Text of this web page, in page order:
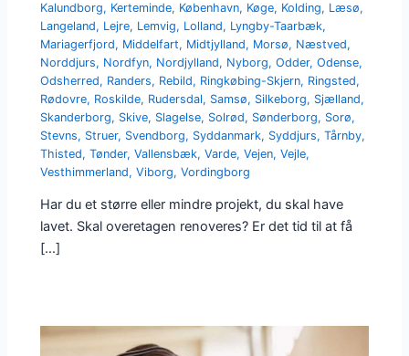
Kalundborg, Kerteminde, København, Køge, Kolding, Læsø,
Langeland, Lejre, Lemvig, Lolland, Lyngby-Taarbæk,
Mariagerfjord, Middelfart, Midtjylland, Morsø, Næstved,
Norddjurs, Nordfyn, Nordjylland, Nyborg,Odder,Odense,
Odsherred, Randers, Rebild, Ringkøbing-Skjern, Ringsted,
Rødovre, Roskilde, Rudersdal, Samsø, Silkeborg, Sjælland,
Skanderborg, Skive, Slagelse, Solrød, Sønderborg, Sorø,
Stevns, Struer, Svendborg, Syddanmark, Syddjurs,Tårnby,
Thisted,Tønder,Vallensbæk,Varde,Vejen,Vejle,
Vesthimmerland,Viborg,Vordingborg
Har du et større eller mindre projekt, du skal have
lavet. Skal overetagen renoveres? Er det tid til at få
[…]